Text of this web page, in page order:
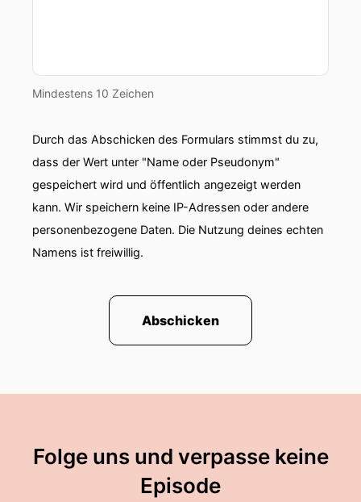
Mindestens 10 Zeichen
Durch das Abschicken des Formulars stimmst du zu,
dass der Wert unter "Name oder Pseudonym"
gespeichert wird und öffentlich angezeigt werden
kann. Wir speichern keine IP-Adressen oder andere
personenbezogene Daten. Die Nutzung deines echten
Namens ist freiwillig.
Abschicken
Folge uns und verpasse keine
Episode